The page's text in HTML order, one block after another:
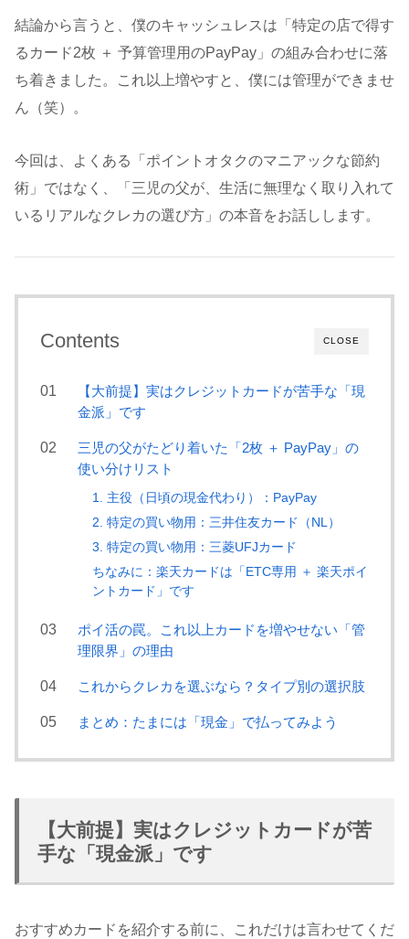
結論から言うと、僕のキャッシュレスは「特定の店で得す
るカード2枚 ＋ 予算管理用のPayPay」の組み合わせに落
ち着きました。これ以上増やすと、僕には管理ができませ
ん（笑）。
今回は、よくある「ポイントオタクのマニアックな節約
術」ではなく、「三児の父が、生活に無理なく取り入れて
いるリアルなクレカの選び方」の本音をお話しします。
CLOSE
Contents
【大前提】実はクレジットカードが苦手な「現
金派」です
三児の父がたどり着いた「2枚 ＋ PayPay」の
使い分けリスト
1. 主役（日頃の現金代わり）：PayPay
2. 特定の買い物用：三井住友カード（NL）
3. 特定の買い物用：三菱UFJカード
ちなみに：楽天カードは「ETC専用 ＋ 楽天ポイ
ントカード」です
ポイ活の罠。これ以上カードを増やせない「管
理限界」の理由
これからクレカを選ぶなら？タイプ別の選択肢
まとめ：たまには「現金」で払ってみよう
【大前提】実はクレジットカードが苦
手な「現金派」です
おすすめカードを紹介する前に、これだけは言わせてくだ